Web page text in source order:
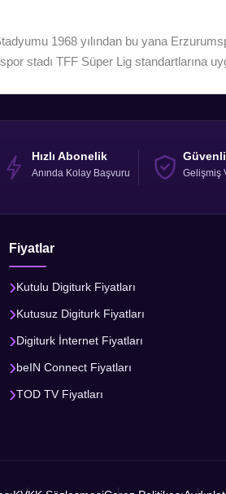
1968 yılından bu yana
stadı TFF Süper Lig standartlarına
Hızlı Abonelik
Anında Kolay Başvuru Gelişmiş
Fiyatlar
Kutulu Digiturk Fiyatları
Kutusuz Digiturk Fiyatları
Digiturk İnternet Fiyatları
beIN Connect Fiyatları
TOD TV Fiyatları